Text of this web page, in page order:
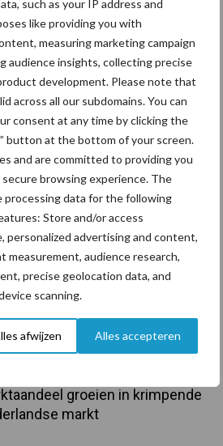
such as your IP address and
like providing you with
measuring marketing campaign
audience insights, collecting precise
development. Please note that
across all our subdomains. You can
consent at any time by clicking the
button at the bottom of your screen.
and are committed to providing you
browsing experience. The
processing data for the following
Store and/or access
personalized advertising and content,
measurement, audience research,
precise geolocation data, and
scanning.
afwijzen Alles accepteren
Partner nieuws
blijft grillig:
en geopolitiek houden
een vaak
groeien in krimpende
markt
Toon meer